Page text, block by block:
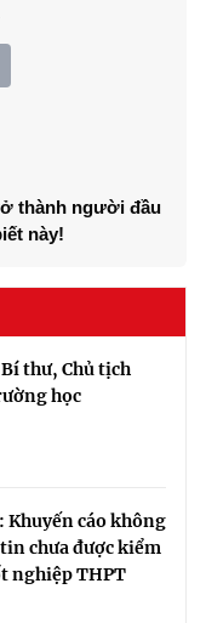
thành người đầu
này!
thư, Chủ tịch
học
Khuyến cáo không
chưa được kiểm
nghiệp THPT